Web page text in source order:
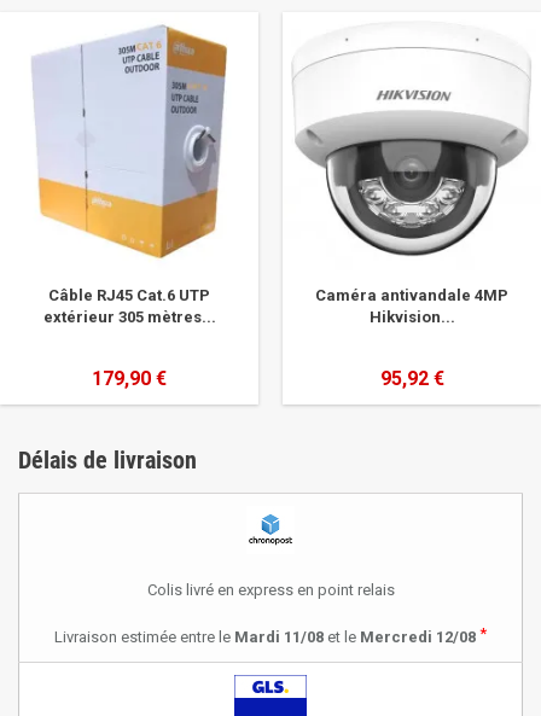
Câble RJ45 Cat.6 UTP
extérieur 305 mètres...
179,90 €
Caméra antivandale 4MP
Hikvision...
95,92 €
Délais de livraison
Colis livré en express en point relais
Livraison estimée entre le Mardi 11/08 et le Mercredi 12/08 *